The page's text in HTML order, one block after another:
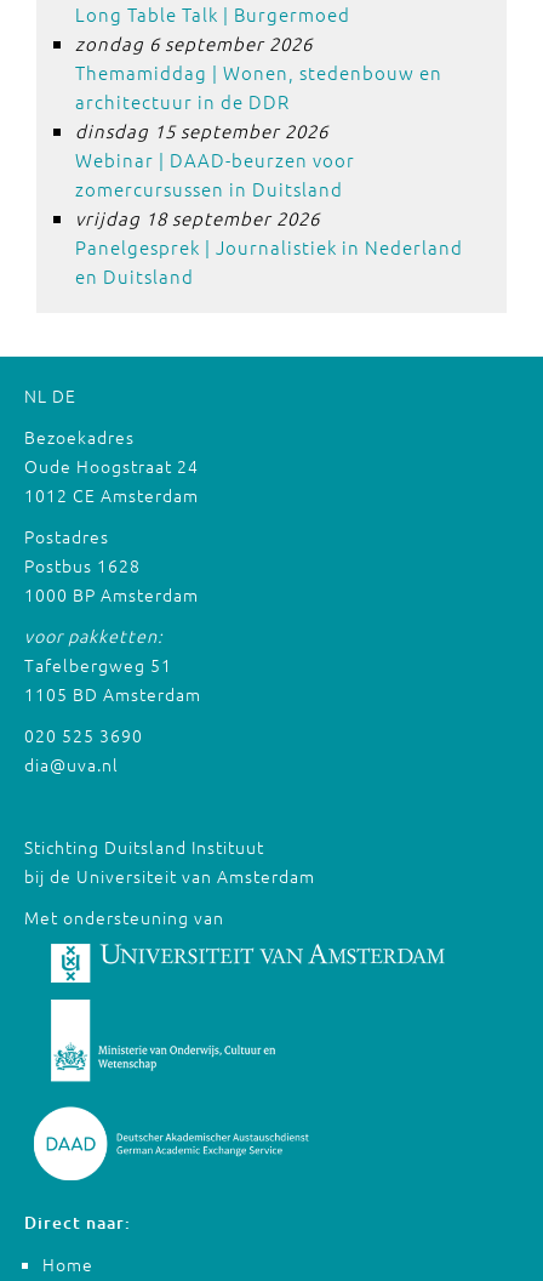
Long Table Talk | Burgermoed
zondag 6 september 2026
Themamiddag | Wonen, stedenbouw en
architectuur in de DDR
dinsdag 15 september 2026
Webinar | DAAD-beurzen voor
zomercursussen in Duitsland
vrijdag 18 september 2026
Panelgesprek | Journalistiek in Nederland
en Duitsland
NL DE
Bezoekadres
Oude Hoogstraat 24
1012 CE Amsterdam
Postadres
Postbus 1628
1000 BP Amsterdam
voor pakketten:
Tafelbergweg 51
1105 BD Amsterdam
020 525 3690
dia@uva.nl
Stichting Duitsland Instituut
bij de Universiteit van Amsterdam
Met ondersteuning van
Direct naar:
Home